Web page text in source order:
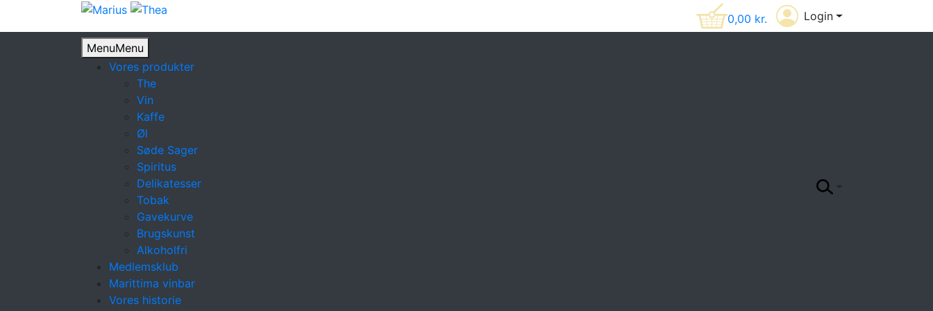
0,00 kr. Login
MenuMenu
Vores produkter
The
Vin
Kaffe
Øl
Søde Sager
Spiritus
Delikatesser
Tobak
Gavekurve
Brugskunst
Alkoholfri
Medlemsklub
Marittima vinbar
Vores historie